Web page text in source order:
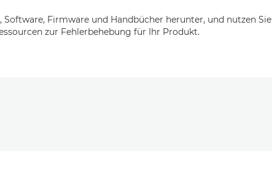
Software, Firmware und Handbücher herunter, und nutzen Sie
zur Fehlerbehebung für Ihr Produkt.